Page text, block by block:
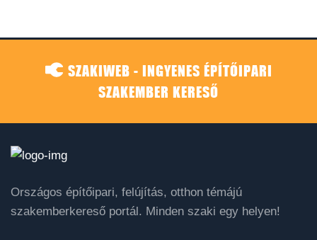
SZAKIWEB - INGYENES ÉPÍTŐIPARI
SZAKEMBER KERESŐ
Országos építőipari, felújítás, otthon témájú
szakemberkereső portál. Minden szaki egy helyen!